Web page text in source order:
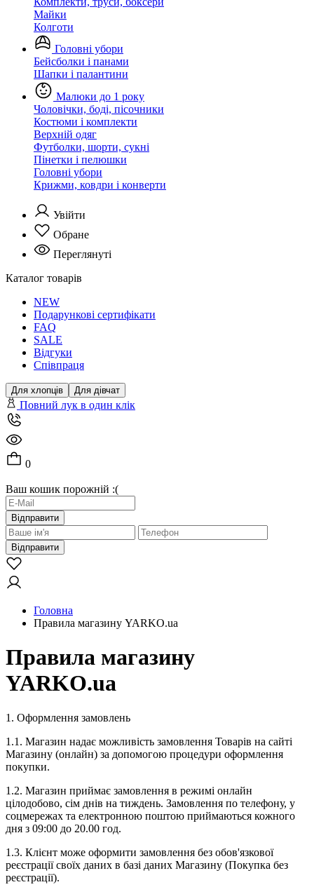
Майки
Колготи
Головні убори
Бейсболки і панами
Шапки і палантини
Малюки до 1 року
Чоловічки, боді, пісочники
Костюми і комплекти
Верхній одяг
Футболки, шорти, сукні
Пінетки і пелюшки
Головні убори
Крижми, ковдри і конверти
Увійти
Обране
Переглянуті
Каталог товарів
NEW
Подарункові сертифікати
FAQ
SALE
Відгуки
Співпраця
Для хлопців Для дівчат
Повний лук в один клік
0
Ваш кошик порожній :(
Відправити
Відправити
Головна
Правила магазину YARKO.ua
Правила магазину
YARKO.ua
1. Оформлення замовлень
1.1. Магазин надає можливість замовлення Товарів на сайті
Магазину (онлайн) за допомогою процедури оформлення
покупки.
1.2. Магазин приймає замовлення в режимі онлайн
цілодобово, сім днів на тиждень. Замовлення по телефону, у
соцмережах та електронною поштою приймаються кожного
дня з 09:00 до 20.00 год.
1.3. Клієнт може оформити замовлення без обов'язкової
реєстрації своїх даних в базі даних Магазину (Покупка без
реєстрації).